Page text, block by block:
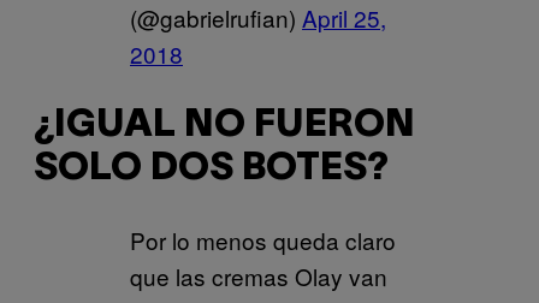
(@gabrielrufian) April 25,
2018
¿IGUAL NO FUERON
SOLO DOS BOTES?
Por lo menos queda claro
que las cremas Olay van